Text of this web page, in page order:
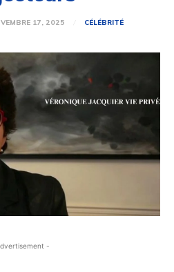
17, 2025 CÉLÉBRITÉ
-